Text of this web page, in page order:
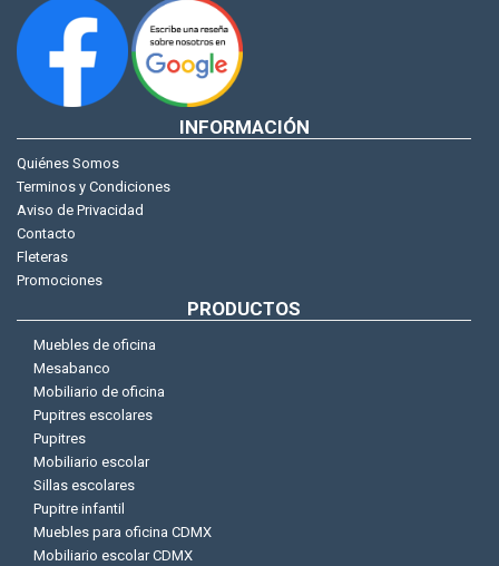
INFORMACIÓN
Quiénes Somos
Terminos y Condiciones
Aviso de Privacidad
Contacto
Fleteras
Promociones
PRODUCTOS
Muebles de oficina
Mesabanco
Mobiliario de oficina
Pupitres escolares
Pupitres
Mobiliario escolar
Sillas escolares
Pupitre infantil
Muebles para oficina CDMX
Mobiliario escolar CDMX